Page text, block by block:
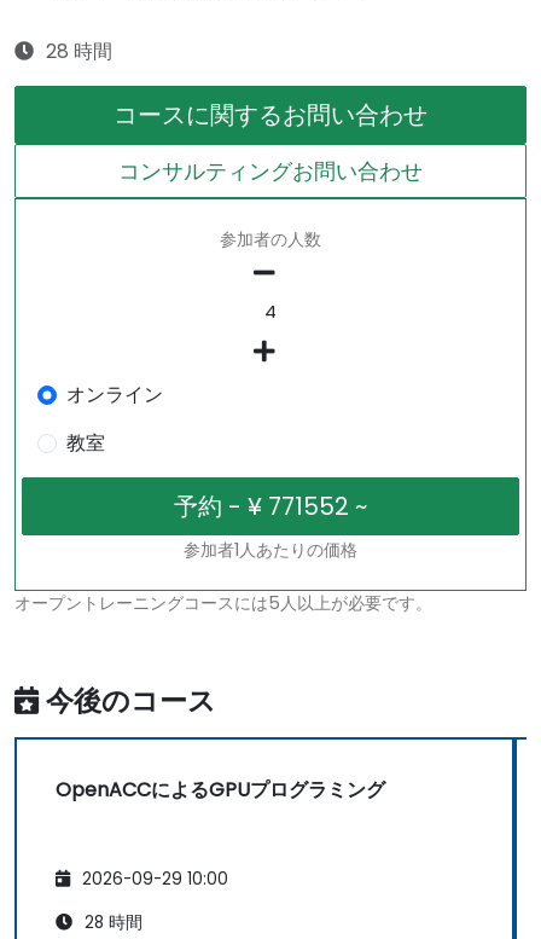
28 時間
コースに関するお問い合わせ
コンサルティングお問い合わせ
参加者の人数
オンライン
教室
参加者1人あたりの価格
オープントレーニングコースには5人以上が必要です。
今後のコース
OpenACCによるGPUプログラミング
2026-09-29 10:00
28 時間